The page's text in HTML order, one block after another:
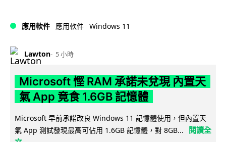
應用軟件 應用軟件 Windows 11
Lawton 5 小時
Microsoft 慳 RAM 承諾未兌現 內置天
氣 App 竟食 1.6GB 記憶體
Microsoft 早前承諾改良 Windows 11 記憶體使用，但內置天
氣 App 測試發現最高可佔用 1.6GB 記憶體，對 8GB...
閱讀全